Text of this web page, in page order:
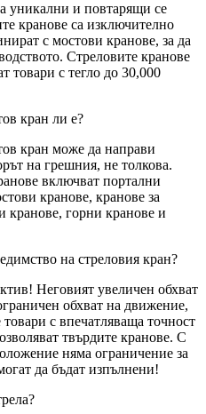
уникални и повтарящи се
кранове са изключително
с мостови кранове, за да
Стреловите кранове
товари с тегло до 30,000
кран ли е?
кран може да направи
на грешния, не толкова.
включват портални
кранове, кранове за
кранове, горни кранове и
на стреловия кран?
Неговият увеличен обхват
обхват на движение,
с впечатляваща точност
твърдите кранове. С
няма ограничение за
да бъдат изпълнени!